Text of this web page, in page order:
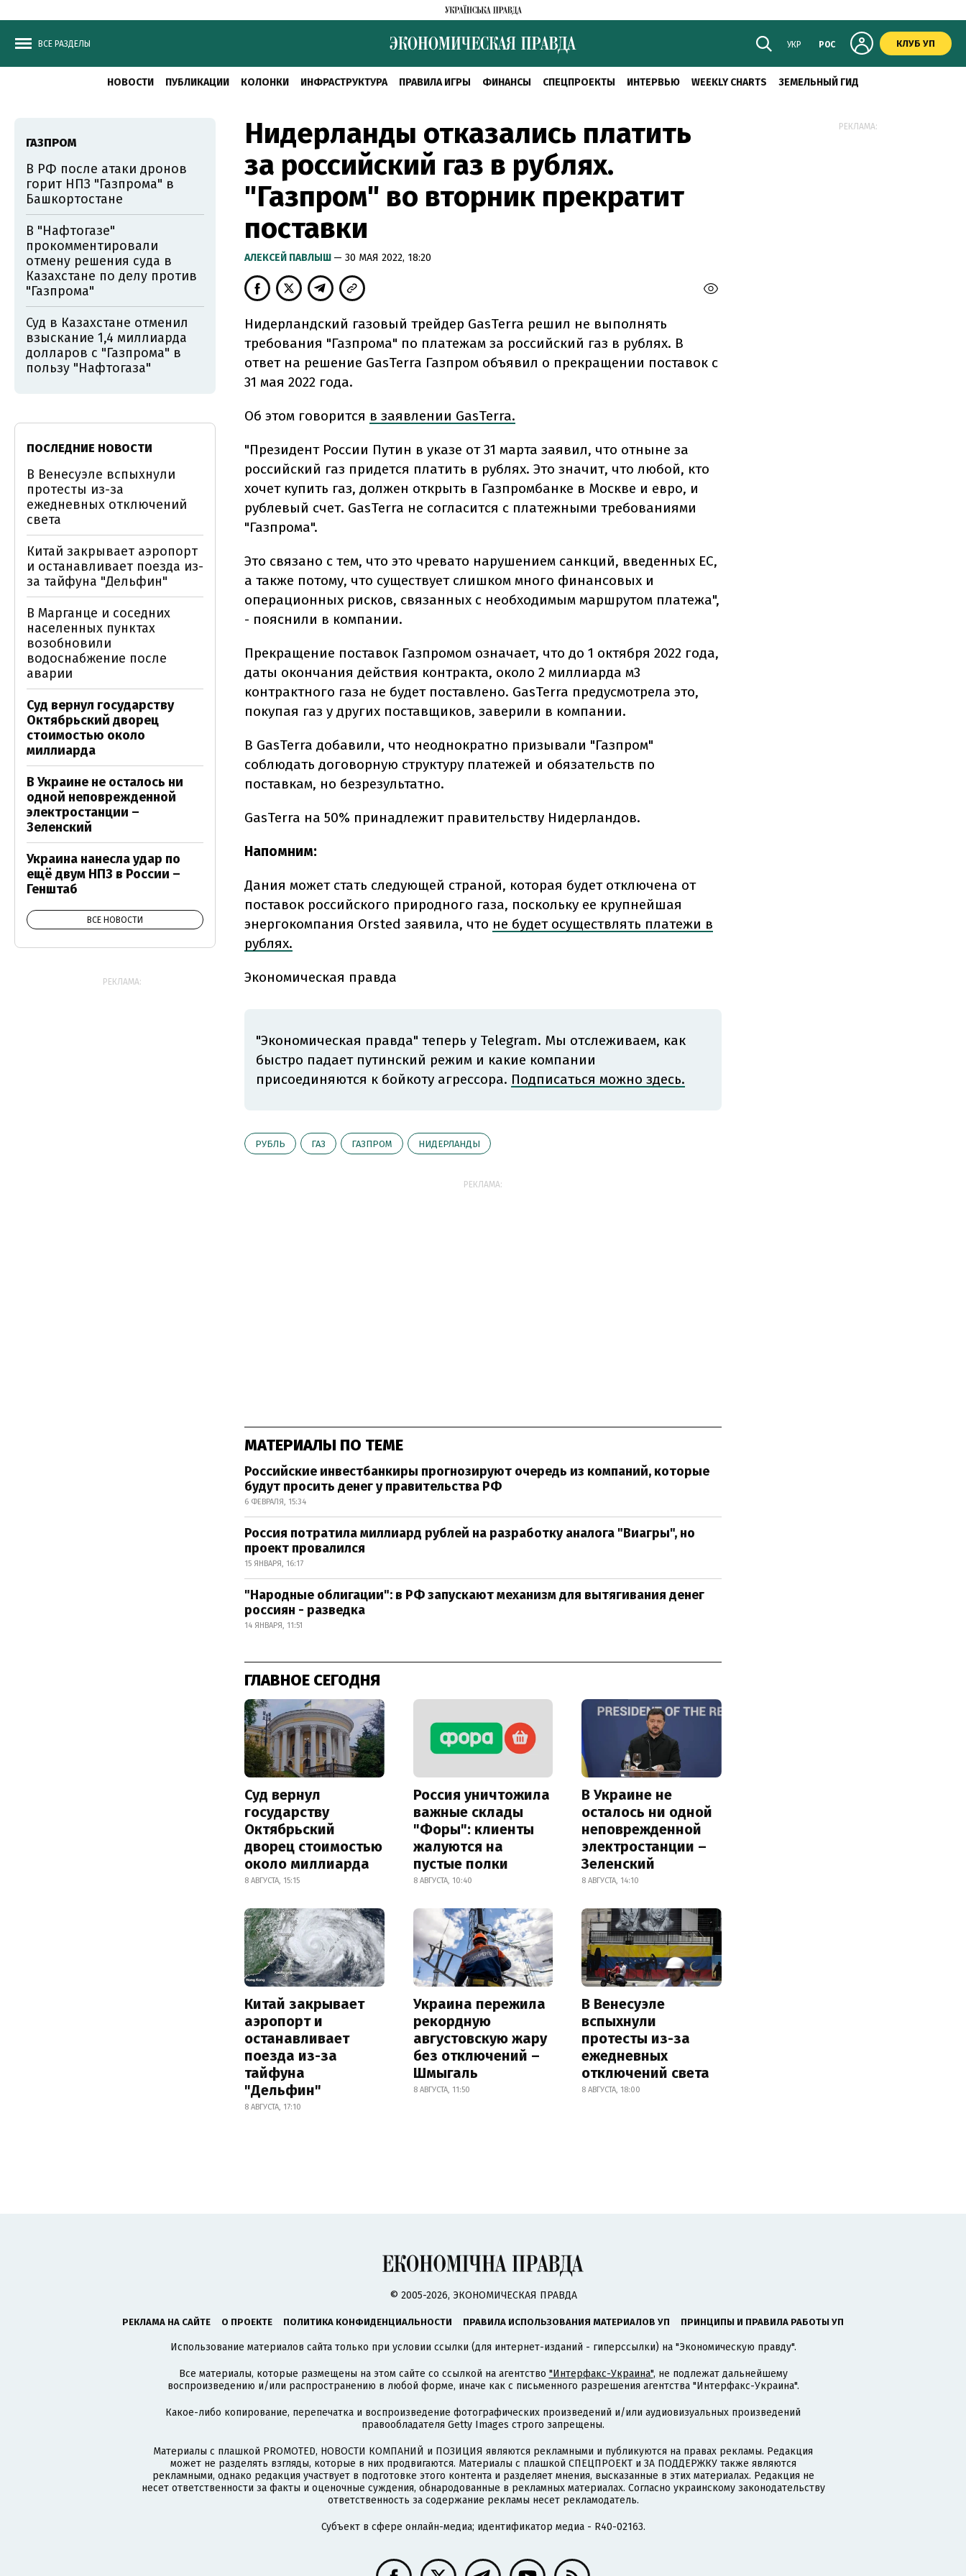
ВСЕ РАЗДЕЛЫ УКР РОС КЛУБ УП
НОВОСТИ ПУБЛИКАЦИИ КОЛОНКИ ИНФРАСТРУКТУРА ПРАВИЛА ИГРЫ ФИНАНСЫ СПЕЦПРОЕКТЫ ИНТЕРВЬЮ WEEKLY CHARTS ЗЕМЕЛЬНЫЙ ГИД
Нидерланды отказались платить
за российский газ в рублях.
"Газпром" во вторник прекратит
поставки
АЛЕКСЕЙ ПАВЛЫШ — 30 МАЯ 2022, 18:20
Нидерландский газовый трейдер GasTerra решил не выполнять
требования "Газпрома" по платежам за российский газ в рублях. В
ответ на решение GasTerra Газпром объявил о прекращении поставок с
31 мая 2022 года.
Об этом говорится в заявлении GasTerra.
"Президент России Путин в указе от 31 марта заявил, что отныне за
российский газ придется платить в рублях. Это значит, что любой, кто
хочет купить газ, должен открыть в Газпромбанке в Москве и евро, и
рублевый счет. GasTerra не согласится с платежными требованиями
"Газпрома".
Это связано с тем, что это чревато нарушением санкций, введенных ЕС,
а также потому, что существует слишком много финансовых и
операционных рисков, связанных с необходимым маршрутом платежа",
- пояснили в компании.
Прекращение поставок Газпромом означает, что до 1 октября 2022 года,
даты окончания действия контракта, около 2 миллиарда м3
контрактного газа не будет поставлено. GasTerra предусмотрела это,
покупая газ у других поставщиков, заверили в компании.
В GasTerra добавили, что неоднократно призывали "Газпром"
соблюдать договорную структуру платежей и обязательств по
поставкам, но безрезультатно.
GasTerra на 50% принадлежит правительству Нидерландов.
Напомним:
Дания может стать следующей страной, которая будет отключена от
поставок российского природного газа, поскольку ее крупнейшая
энергокомпания Orsted заявила, что не будет осуществлять платежи в
рублях.
Экономическая правда
"Экономическая правда" теперь у Telegram. Мы отслеживаем, как
быстро падает путинский режим и какие компании
присоединяются к бойкоту агрессора. Подписаться можно здесь.
РУБЛЬ ГАЗ ГАЗПРОМ НИДЕРЛАНДЫ
РЕКЛАМА:
МАТЕРИАЛЫ ПО ТЕМЕ
Российские инвестбанкиры прогнозируют очередь из компаний, которые
будут просить денег у правительства РФ
6 ФЕВРАЛЯ, 15:34
Россия потратила миллиард рублей на разработку аналога "Виагры", но
проект провалился
15 ЯНВАРЯ, 16:17
"Народные облигации": в РФ запускают механизм для вытягивания денег
россиян - разведка
14 ЯНВАРЯ, 11:51
ГЛАВНОЕ СЕГОДНЯ
Суд вернул
государству
Октябрьский
дворец стоимостью
около миллиарда
8 АВГУСТА, 15:15
Россия уничтожила
важные склады
"Форы": клиенты
жалуются на
пустые полки
8 АВГУСТА, 10:40
В Украине не
осталось ни одной
неповрежденной
электростанции –
Зеленский
8 АВГУСТА, 14:10
Китай закрывает
аэропорт и
останавливает
поезда из-за
тайфуна
"Дельфин"
8 АВГУСТА, 17:10
Украина пережила
рекордную
августовскую жару
без отключений –
Шмыгаль
8 АВГУСТА, 11:50
В Венесуэле
вспыхнули
протесты из-за
ежедневных
отключений света
8 АВГУСТА, 18:00
ГАЗПРОМ
В РФ после атаки дронов
горит НПЗ "Газпрома" в
Башкортостане
В "Нафтогазе"
прокомментировали
отмену решения суда в
Казахстане по делу против
"Газпрома"
Суд в Казахстане отменил
взыскание 1,4 миллиарда
долларов с "Газпрома" в
пользу "Нафтогаза"
ПОСЛЕДНИЕ НОВОСТИ
В Венесуэле вспыхнули
протесты из-за
ежедневных отключений
света
Китай закрывает аэропорт
и останавливает поезда из-
за тайфуна "Дельфин"
В Марганце и соседних
населенных пунктах
возобновили
водоснабжение после
аварии
Суд вернул государству
Октябрьский дворец
стоимостью около
миллиарда
В Украине не осталось ни
одной неповрежденной
электростанции –
Зеленский
Украина нанесла удар по
ещё двум НПЗ в России –
Генштаб
ВСЕ НОВОСТИ
РЕКЛАМА:
РЕКЛАМА:
© 2005-2026, ЭКОНОМИЧЕСКАЯ ПРАВДА
РЕКЛАМА НА САЙТЕ О ПРОЕКТЕ ПОЛИТИКА КОНФИДЕНЦИАЛЬНОСТИ ПРАВИЛА ИСПОЛЬЗОВАНИЯ МАТЕРИАЛОВ УП ПРИНЦИПЫ И ПРАВИЛА РАБОТЫ УП
Использование материалов сайта только при условии ссылки (для интернет-изданий - гиперссылки) на "Экономическую правду".
Все материалы, которые размещены на этом сайте со ссылкой на агентство "Интерфакс-Украина", не подлежат дальнейшему
воспроизведению и/или распространению в любой форме, иначе как с письменного разрешения агентства "Интерфакс-Украина".
Какое-либо копирование, перепечатка и воспроизведение фотографических произведений и/или аудиовизуальных произведений
правообладателя Getty Images строго запрещены.
Материалы с плашкой PROMOTED, НОВОСТИ КОМПАНИЙ и ПОЗИЦИЯ являются рекламными и публикуются на правах рекламы. Редакция
может не разделять взгляды, которые в них продвигаются. Материалы с плашкой СПЕЦПРОЕКТ и ЗА ПОДДЕРЖКУ также являются
рекламными, однако редакция участвует в подготовке этого контента и разделяет мнения, высказанные в этих материалах. Редакция не
несет ответственности за факты и оценочные суждения, обнародованные в рекламных материалах. Согласно украинскому законодательству
ответственность за содержание рекламы несет рекламодатель.
Субъект в сфере онлайн-медиа; идентификатор медиа - R40-02163.